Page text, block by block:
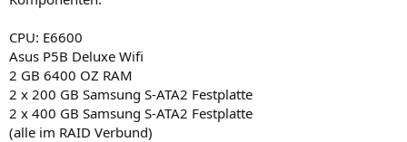
CPU: E6600
Asus P5B Deluxe Wifi
2 GB 6400 OZ RAM
2 x 200 GB Samsung S-ATA2 Festplatte
2 x 400 GB Samsung S-ATA2 Festplatte
(alle im RAID Verbund)